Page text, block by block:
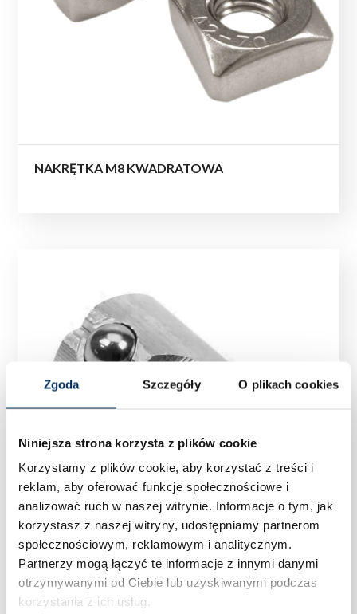
Zgoda Szczegóły O plikach cookies
Niniejsza strona korzysta z plików cookie
Korzystamy z plików cookie, aby korzystać z treści i
reklam, aby oferować funkcje społecznościowe i
analizować ruch w naszej witrynie. Informacje o tym, jak
korzystasz z naszej witryny, udostępniamy partnerom
społecznościowym, reklamowym i analitycznym.
Partnerzy mogą łączyć te informacje z innymi danymi
otrzymywanymi od Ciebie lub uzyskiwanymi podczas
korzystania z ich usług.
NAKRĘTKA M8 KWADRATOWA
WPUST PRZESUWNY Z KULKĄ M8